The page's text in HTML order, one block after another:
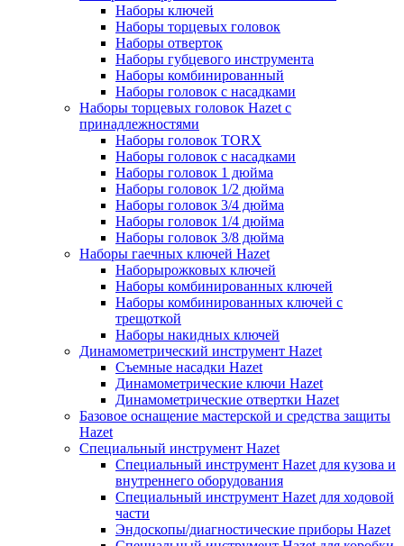
Наборы ключей
Наборы торцевых головок
Наборы отверток
Наборы губцевого инструмента
Наборы комбинированный
Наборы головок с насадками
Наборы торцевых головок Hazet с
принадлежностями
Наборы головок TORX
Наборы головок с насадками
Наборы головок 1 дюйма
Наборы головок 1/2 дюйма
Наборы головок 3/4 дюйма
Наборы головок 1/4 дюйма
Наборы головок 3/8 дюйма
Наборы гаечных ключей Hazet
Наборырожковых ключей
Наборы комбинированных ключей
Наборы комбинированных ключей с
трещоткой
Наборы накидных ключей
Динамометрический инструмент Hazet
Съемные насадки Hazet
Динамометрические ключи Hazet
Динамометрические отвертки Hazet
Базовое оснащение мастерской и средства защиты
Hazet
Специальный инструмент Hazet
Специальный инструмент Hazet для кузова и
внутреннего оборудования
Специальный инструмент Hazet для ходовой
части
Эндоскопы/диагностические приборы Hazet